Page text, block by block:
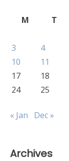
M
T
3
4
10
11
17
18
24
25
« Jan Dec »
Archives